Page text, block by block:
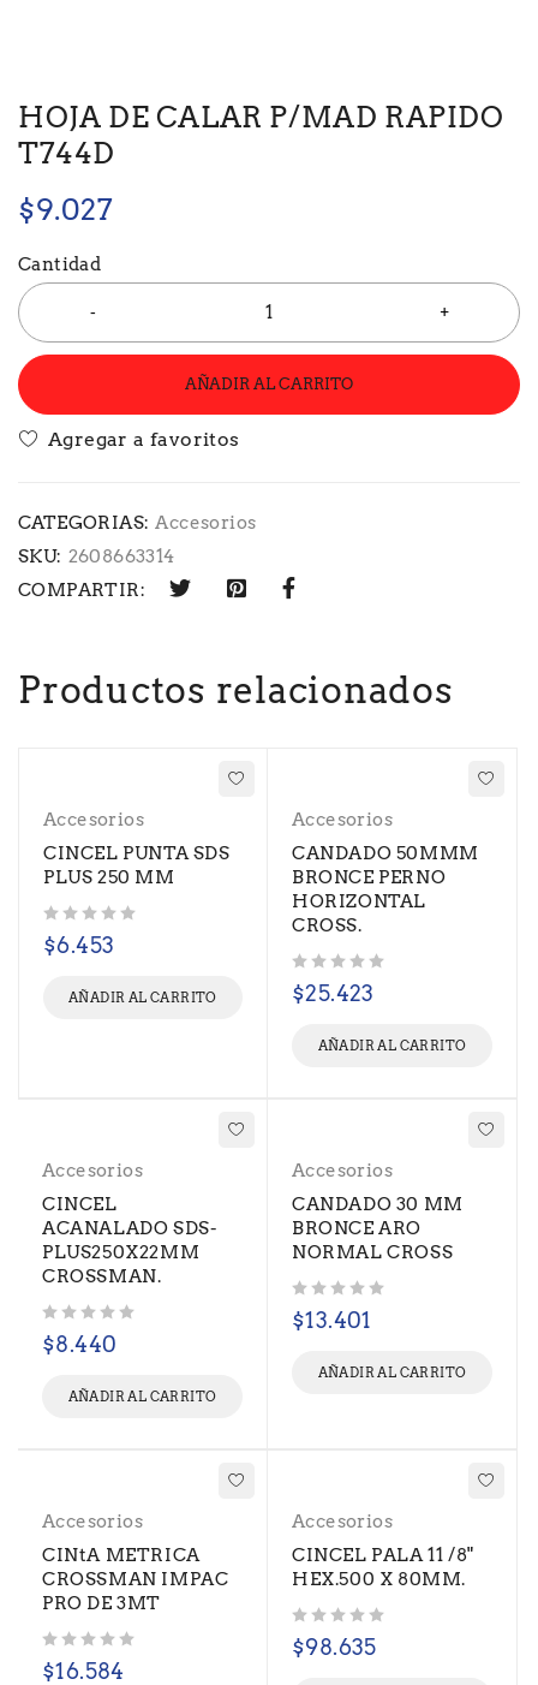
HOJA DE CALAR P/MAD RAPIDO
T744D
$9.027
Cantidad
AÑADIR AL CARRITO
CATEGORIAS: Accesorios
SKU: 2608663314
COMPARTIR:
Productos relacionados
Accesorios
CINCEL PUNTA SDS
PLUS 250 MM
$6.453
AÑADIR AL CARRITO
Accesorios
CANDADO 50MMM
BRONCE PERNO
HORIZONTAL
CROSS.
$25.423
AÑADIR AL CARRITO
Accesorios
CINCEL
ACANALADO SDS-
PLUS250X22MM
CROSSMAN.
$8.440
AÑADIR AL CARRITO
Accesorios
CANDADO 30 MM
BRONCE ARO
NORMAL CROSS
$13.401
AÑADIR AL CARRITO
Accesorios
CINtA METRICA
CROSSMAN IMPAC
PRO DE 3MT
$16.584
Accesorios
CINCEL PALA 11 /8"
HEX.500 X 80MM.
$98.635